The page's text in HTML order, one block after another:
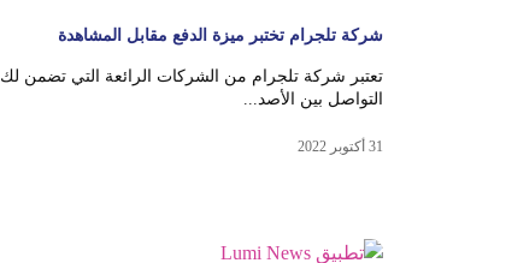
شركة تلجرام تختبر ميزة الدفع مقابل المشاهدة
تعتبر شركة تلجرام من الشركات الرائعة التي تضمن لك
التواصل بين الأصد...
31 أكتوبر 2022